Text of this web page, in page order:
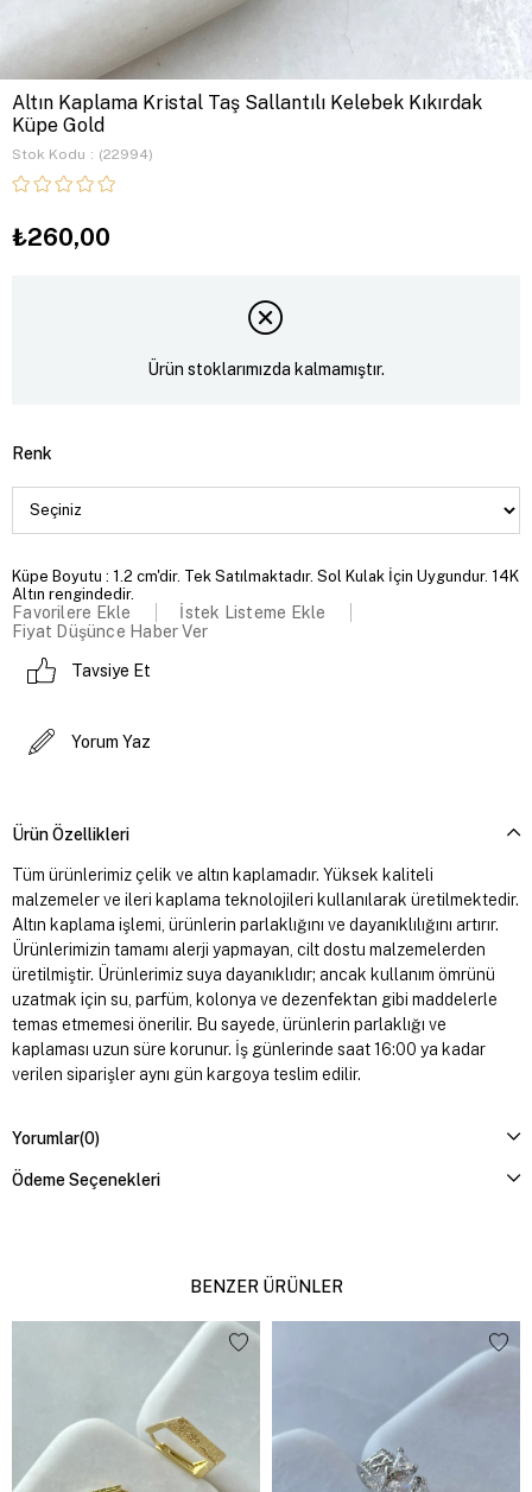
Altın Kaplama Kristal Taş Sallantılı Kelebek Kıkırdak
Küpe Gold
Stok Kodu (22994)
₺260,00
Ürün stoklarımızda kalmamıştır.
Renk
Küpe Boyutu : 1.2 cm'dir. Tek Satılmaktadır. Sol Kulak İçin Uygundur. 14K
Altın rengindedir.
Favorilere Ekle
İstek Listeme Ekle
Fiyat Düşünce Haber Ver
Tavsiye Et
Yorum Yaz
Ürün Özellikleri
Tüm ürünlerimiz çelik ve altın kaplamadır. Yüksek kaliteli
malzemeler ve ileri kaplama teknolojileri kullanılarak üretilmektedir.
Altın kaplama işlemi, ürünlerin parlaklığını ve dayanıklılığını artırır.
Ürünlerimizin tamamı alerji yapmayan, cilt dostu malzemelerden
üretilmiştir. Ürünlerimiz suya dayanıklıdır; ancak kullanım ömrünü
uzatmak için su, parfüm, kolonya ve dezenfektan gibi maddelerle
temas etmemesi önerilir. Bu sayede, ürünlerin parlaklığı ve
kaplaması uzun süre korunur. İş günlerinde saat 16:00 ya kadar
verilen siparişler aynı gün kargoya teslim edilir.
Yorumlar(0)
Ödeme Seçenekleri
BENZER ÜRÜNLER